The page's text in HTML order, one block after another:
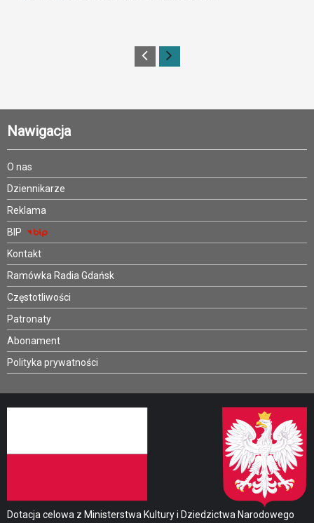
Nawigacja
O nas
Dziennikarze
Reklama
BIP
Kontakt
Ramówka Radia Gdańsk
Częstotliwości
Patronaty
Abonament
Polityka prywatności
Dotacja celowa z Ministerstwa Kultury i Dziedzictwa Narodowego